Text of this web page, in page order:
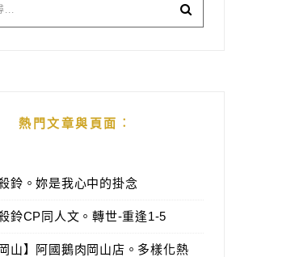
熱門文章與頁面︰
鈴。妳是我心中的掛念
鈴CP同人文。轉世-重逢1-5
山】阿國鵝肉岡山店。多樣化熱